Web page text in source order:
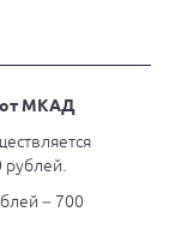
от МКАД
– 700